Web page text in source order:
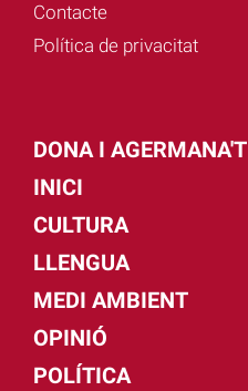
Contacte
Política de privacitat
DONA I AGERMANA'T
INICI
CULTURA
LLENGUA
MEDI AMBIENT
OPINIÓ
POLÍTICA